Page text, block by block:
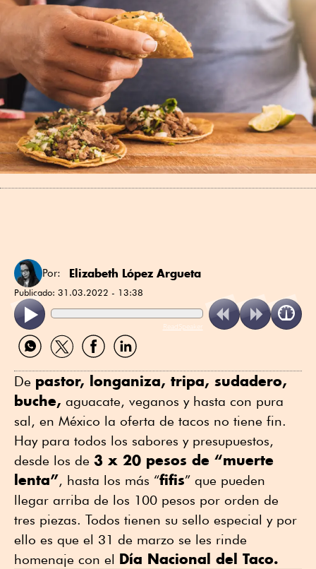
Por: Elizabeth López Argueta
Publicado: 31.03.2022 - 13:38
ReadSpeaker
Compartir
por
Compartir
por
Compartir
por
Compartir
por
De pastor, longaniza, tripa, sudadero,
buche, aguacate, veganos y hasta con pura
sal, en México la oferta de tacos no tiene fin.
Hay para todos los sabores y presupuestos,
desde los de 3 x 20 pesos de “muerte
lenta”, hasta los más “fifis” que pueden
llegar arriba de los 100 pesos por orden de
tres piezas. Todos tienen su sello especial y por
ello es que el 31 de marzo se les rinde
homenaje con el Día Nacional del Taco.